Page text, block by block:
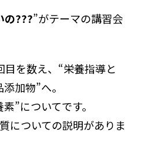
の???”がテーマの講習会
を数え、“栄養指導と
加物”へ。
”についてです。
についての説明がありま